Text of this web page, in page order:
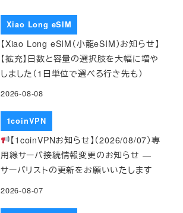
Xiao Long eSIM
【Xiao Long eSIM（小龍eSIM）お知らせ】
【拡充】日数と容量の選択肢を大幅に増や
しました（1日単位で選べる行き先も）
2026-08-08
1coinVPN
【1coinVPNお知らせ】（2026/08/07）専
用線サーバ接続情報変更のお知らせ ―
サーバリストの更新をお願いいたします
2026-08-07